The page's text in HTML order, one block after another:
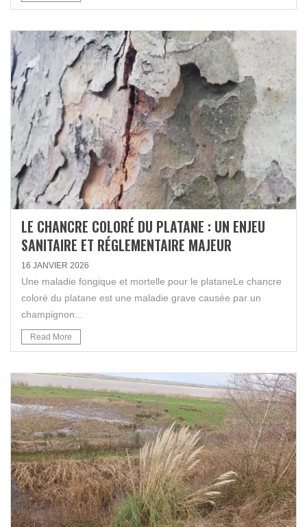
LE CHANCRE COLORÉ DU PLATANE : UN ENJEU
SANITAIRE ET RÉGLEMENTAIRE MAJEUR
16 JANVIER 2026
Une maladie fongique et mortelle pour le plataneLe chancre
coloré du platane est une maladie grave causée par un
champignon...
Read More